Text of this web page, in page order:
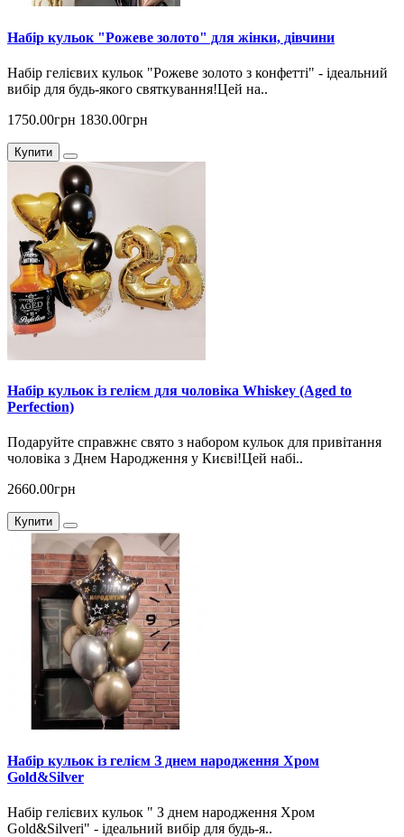
Набір кульок "Рожеве золото" для жінки, дівчини
Набір гелієвих кульок "Рожеве золото з конфетті" - ідеальний
вибір для будь-якого святкування!Цей на..
1750.00грн 1830.00грн
Купити
Набір кульок із гелієм для чоловіка Whiskey (Aged to
Perfection)
Подаруйте справжнє свято з набором кульок для привітання
чоловіка з Днем Народження у Києві!Цей набі..
2660.00грн
Купити
Набір кульок із гелієм З днем ​​народження Хром
Gold&Silver
Набір гелієвих кульок " З днем ​​народження Хром
Gold&Silverі" - ідеальний вибір для будь-я..